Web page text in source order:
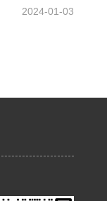
2024-01-03